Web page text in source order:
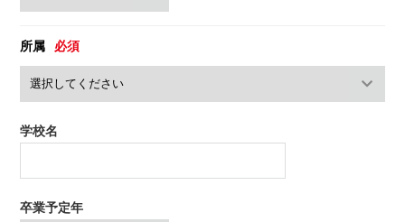
所属 必須
学校名
卒業予定年